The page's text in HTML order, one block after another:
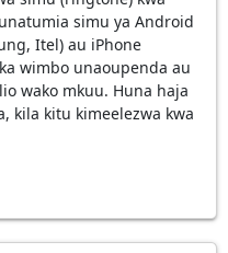
simu ya Android
Itel) au iPhone
wimbo unaoupenda au
wako mkuu. Huna haja
kila kitu kimeelezwa kwa